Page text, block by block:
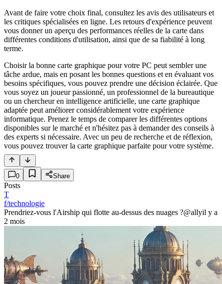
Avant de faire votre choix final, consultez les avis des utilisateurs et
les critiques spécialisées en ligne. Les retours d'expérience peuvent
vous donner un aperçu des performances réelles de la carte dans
différentes conditions d'utilisation, ainsi que de sa fiabilité à long
terme.
Choisir la bonne carte graphique pour votre PC peut sembler une
tâche ardue, mais en posant les bonnes questions et en évaluant vos
besoins spécifiques, vous pouvez prendre une décision éclairée. Que
vous soyez un joueur passionné, un professionnel de la bureautique
ou un chercheur en intelligence artificielle, une carte graphique
adaptée peut améliorer considérablement votre expérience
informatique. Prenez le temps de comparer les différentes options
disponibles sur le marché et n'hésitez pas à demander des conseils à
des experts si nécessaire. Avec un peu de recherche et de réflexion,
vous pouvez trouver la carte graphique parfaite pour votre système.
0 Share
Posts
T
f/technologie
Prendriez-vous l'Airship qui flotte au-dessus des nuages ?@allyil y a
2 mois